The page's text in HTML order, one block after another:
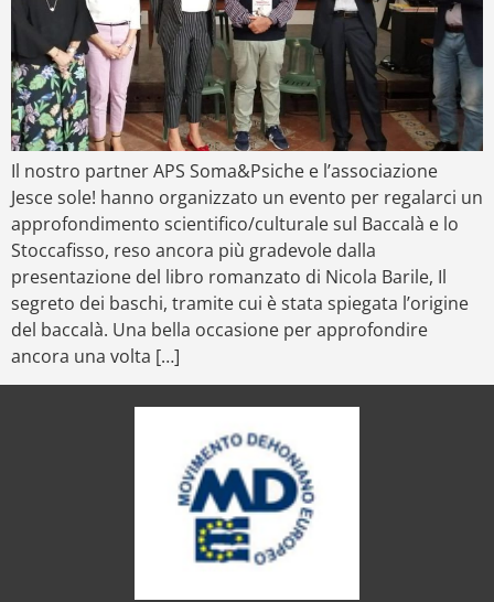
Il nostro partner APS Soma&Psiche e l’associazione
Jesce sole! hanno organizzato un evento per regalarci un
approfondimento scientifico/culturale sul Baccalà e lo
Stoccafisso, reso ancora più gradevole dalla
presentazione del libro romanzato di Nicola Barile, Il
segreto dei baschi, tramite cui è stata spiegata l’origine
del baccalà. Una bella occasione per approfondire
ancora una volta […]